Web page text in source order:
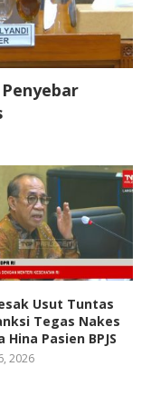
Usut Tuntas
Tegas Nakes
Hina Pasien BPJS
2026